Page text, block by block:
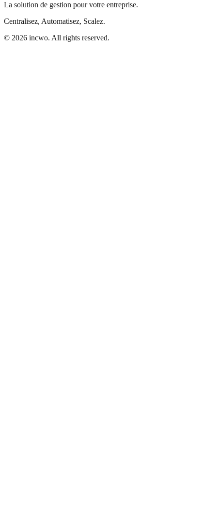
La solution de gestion pour votre entreprise.
Centralisez, Automatisez, Scalez.
© 2026 incwo. All rights reserved.